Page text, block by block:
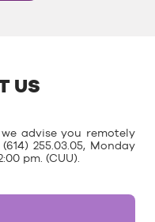
US
we advise you remotely
255.03.05, Monday
pm. (CUU).